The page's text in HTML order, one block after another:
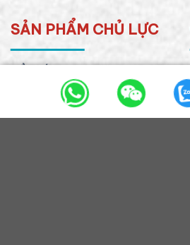
SẢN PHẨM CHỦ LỰC
ĐẦU KÉO HOWO MOOC